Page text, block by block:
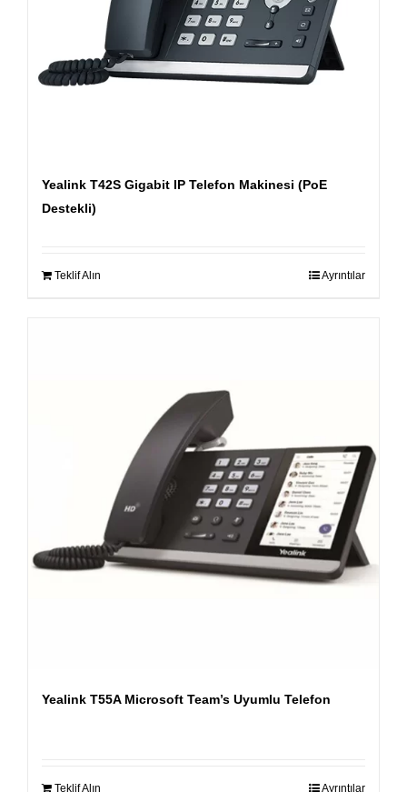
Yealink T42S Gigabit IP Telefon Makinesi (PoE
Destekli)
Teklif Alın Ayrıntılar
Yealink T55A Microsoft Team’s Uyumlu Telefon
Teklif Alın Ayrıntılar